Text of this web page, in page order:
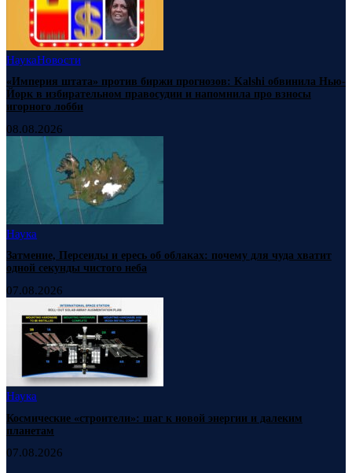
НаукаНовости
«Империя штата» против биржи прогнозов: Kalshi обвинила Нью-
Йорк в избирательном правосудии и напомнила про взносы
игорного лобби
08.08.2026
Наука
Затмение, Персеиды и ересь об облаках: почему для чуда хватит
одной секунды чистого неба
07.08.2026
Наука
Космические «строители»: шаг к новой энергии и далеким
планетам
07.08.2026